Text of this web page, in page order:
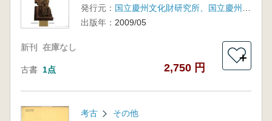
発行元：
出版年： 2009/05
新刊 在庫なし
古書 1点 2,750 円
＋
考古 その他